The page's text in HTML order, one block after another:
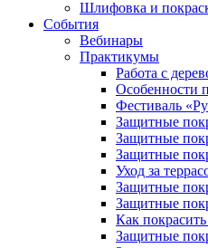
Шлифовка и
События
Вебинары
Практикумы
Работа с
Особенности
Фестиваль
Защитные
Защитные
Защитные
Уход за
Защитные
Защитные
Как
Защитные